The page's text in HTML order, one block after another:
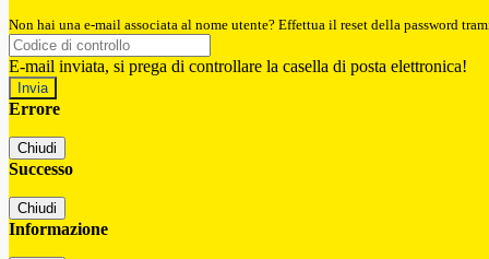
Non hai una e-mail associata al nome utente? Effettua il reset della password
E-mail inviata, si prega di controllare la casella di posta elettronica!
Errore
Chiudi
Successo
Chiudi
Informazione